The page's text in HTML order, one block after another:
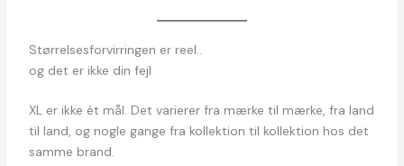
Størrelsesforvirringen er reel..
og det er ikke din fejl
XL er ikke ét mål. Det varierer fra mærke til mærke, fra land
til land, og nogle gange fra kollektion til kollektion hos det
samme brand.